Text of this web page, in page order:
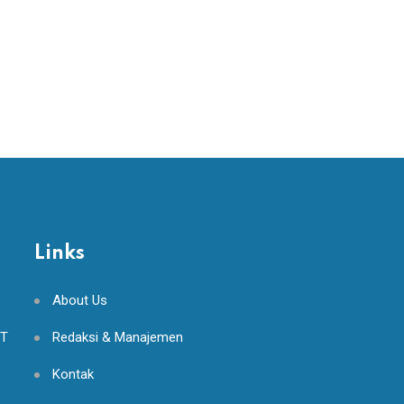
Links
About Us
Redaksi & Manajemen
Kontak